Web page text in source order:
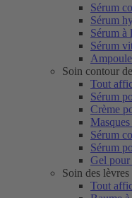
Sérum
Sérum
Sérum à
Sérum
Soin contour
Tout
Sérum
Crème
Sérum
Sérum
Gel pour
Soin des lèvres
Tout